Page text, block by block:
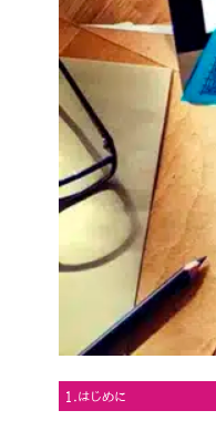
1.はじめに